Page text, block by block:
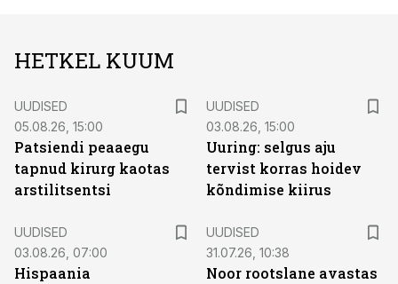
HETKEL KUUM
UUDISED
05.08.26, 15:00
Patsiendi peaaegu
tapnud kirurg kaotas
arstilitsentsi
UUDISED
03.08.26, 15:00
Uuring: selgus aju
tervist korras hoidev
kõndimise kiirus
UUDISED
03.08.26, 07:00
Hispaania
UUDISED
31.07.26, 10:38
Noor rootslane avastas